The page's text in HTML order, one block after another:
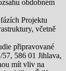
obdobném
Projektu
včetně
připravované
586 01 Jihlava,
mít vliv na